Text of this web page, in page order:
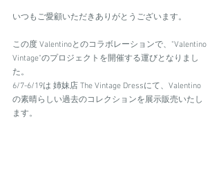
いつもご愛顧いただきありがとうございます。
この度 Valentinoとのコラボレーションで、"Valentino
Vintage"のプロジェクトを開催する運びとなりまし
た。
6/7-6/19は 姉妹店 The Vintage Dressにて、Valentino
の素晴らしい過去のコレクションを展示販売いたし
ます。